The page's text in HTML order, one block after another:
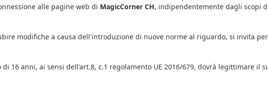
alle pagine web di MagicCorner CH, indipendentemente dagli scopi
modifiche a causa dell'introduzione di nuove norme al riguardo, si invita
di 16 anni, ai sensi dell'art.8, c.1 regolamento UE 2016/679, dovrà legittimare il